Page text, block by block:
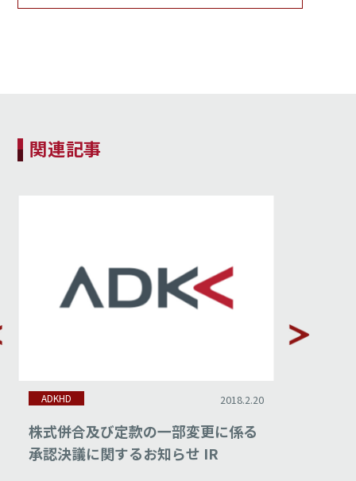
関連記事
ADKHD 2018.2.20
株式併合及び定款の一部変更に係る
承認決議に関するお知らせ IR